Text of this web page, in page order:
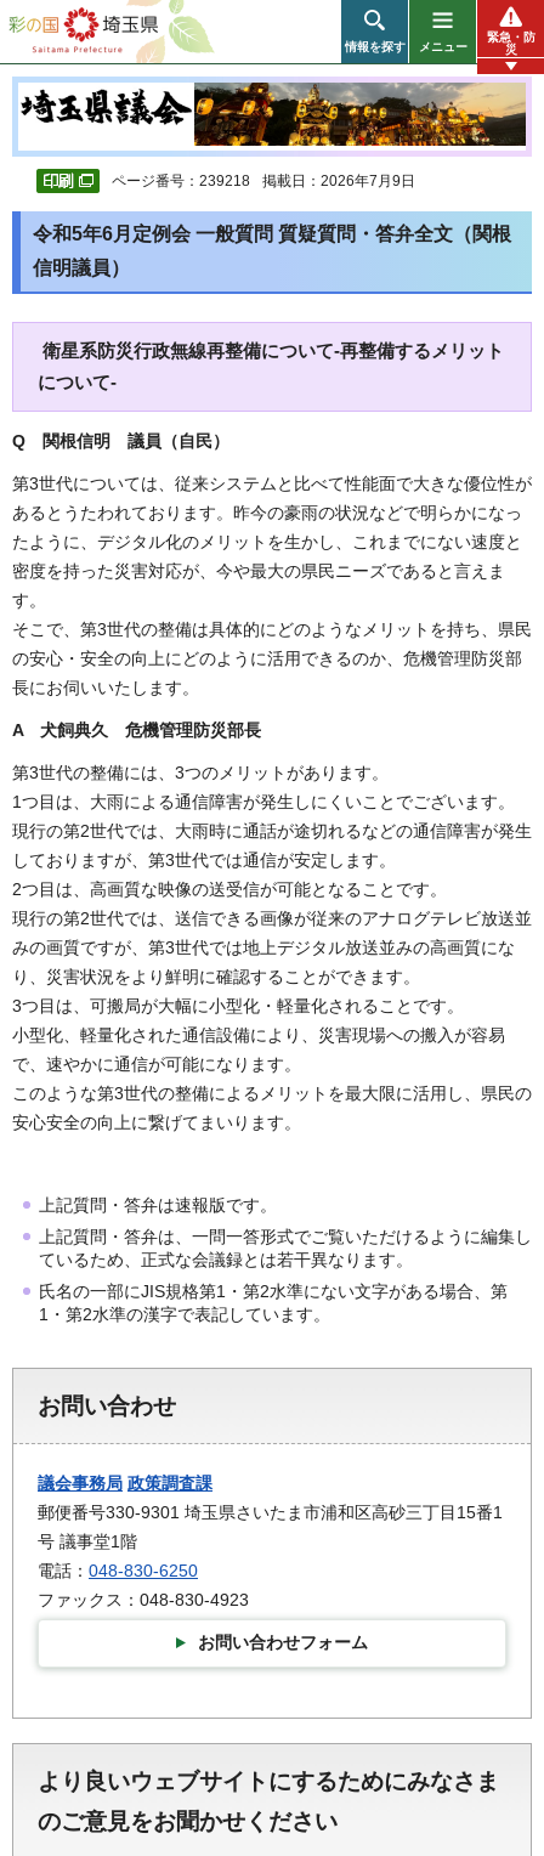
彩の国 埼玉県
情報を探す メニュー
緊急・防
災
ページ番号：239218 掲載日：2026年7月9日
令和5年6月定例会 一般質問 質疑質問・答弁全文（関根
信明議員）
衛星系防災行政無線再整備について-再整備するメリット
について-
Q 関根信明 議員（自民）
第3世代については、従来システムと比べて性能面で大きな優位性が
あるとうたわれております。昨今の豪雨の状況などで明らかになっ
たように、デジタル化のメリットを生かし、これまでにない速度と
密度を持った災害対応が、今や最大の県民ニーズであると言えま
す。
そこで、第3世代の整備は具体的にどのようなメリットを持ち、県民
の安心・安全の向上にどのように活用できるのか、危機管理防災部
長にお伺いいたします。
A 犬飼典久 危機管理防災部長
第3世代の整備には、3つのメリットがあります。
1つ目は、大雨による通信障害が発生しにくいことでございます。
現行の第2世代では、大雨時に通話が途切れるなどの通信障害が発生
しておりますが、第3世代では通信が安定します。
2つ目は、高画質な映像の送受信が可能となることです。
現行の第2世代では、送信できる画像が従来のアナログテレビ放送並
みの画質ですが、第3世代では地上デジタル放送並みの高画質にな
り、災害状況をより鮮明に確認することができます。
3つ目は、可搬局が大幅に小型化・軽量化されることです。
小型化、軽量化された通信設備により、災害現場への搬入が容易
で、速やかに通信が可能になります。
このような第3世代の整備によるメリットを最大限に活用し、県民の
安心安全の向上に繋げてまいります。
上記質問・答弁は速報版です。
上記質問・答弁は、一問一答形式でご覧いただけるように編集し
ているため、正式な会議録とは若干異なります。
氏名の一部にJIS規格第1・第2水準にない文字がある場合、第
1・第2水準の漢字で表記しています。
お問い合わせ
議会事務局 政策調査課
郵便番号330-9301 埼玉県さいたま市浦和区高砂三丁目15番1
号 議事堂1階
電話： 048-830-6250
ファックス：048-830-4923
お問い合わせフォーム
より良いウェブサイトにするためにみなさま
のご意見をお聞かせください